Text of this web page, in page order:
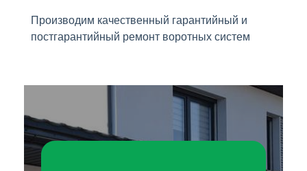
Производим качественный гарантийный и
постгарантийный ремонт воротных систем